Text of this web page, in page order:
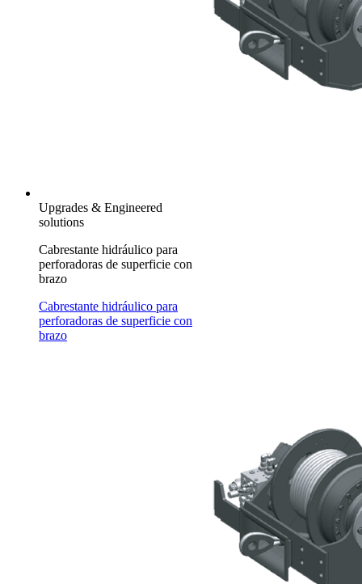
Upgrades & Engineered
solutions
Cabrestante hidráulico para
perforadoras de superficie con
brazo
Cabrestante hidráulico para
perforadoras de superficie con
brazo